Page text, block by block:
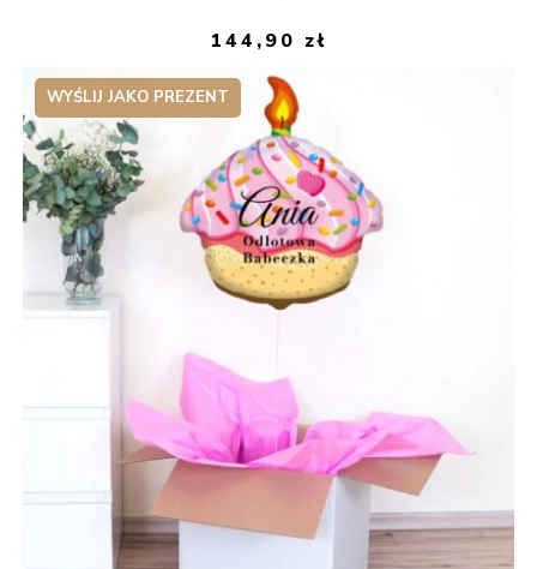
144,90 zł
WYŚLIJ JAKO PREZENT